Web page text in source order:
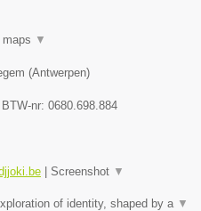
▼
(Antwerpen)
, BTW-nr: 0680.698.884
| Screenshot ▼
of identity, shaped by a ▼